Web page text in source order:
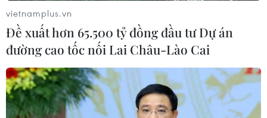
Nỗi đau khôn nguôi của gia đình
có người thân mất trong đám cháy nhà trọ
26/05/2024 10:10
Dù đã hơn 2 ngày trôi qua sau đám cháy kinh hoàng
diễn ra vào rạng sáng ngày 24/5 khiến 14 người thiệt
vietnamplus.vn
Đề xuất hơn 65.500 tỷ đồng đầu tư Dự án
đường cao tốc nối Lai Châu-Lào Cai